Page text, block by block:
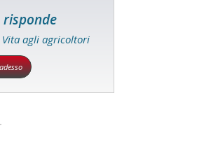
risponde
agli agricoltori